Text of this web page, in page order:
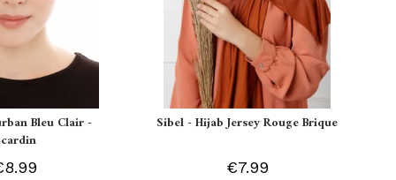
Bleu Clair -
Sibel - Hijab Jersey Rouge Brique
€7.99